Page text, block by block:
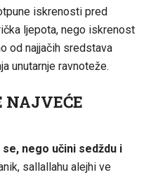
iskrenosti pred
ljepota, nego iskrenost
od najjačih sredstava
unutarnje ravnoteže.
NAJVEĆE
nego učini sedždu i
sallallahu alejhi ve